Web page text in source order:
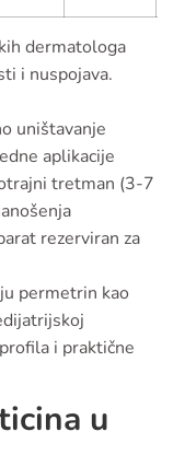
dermatologa
i nuspojava.
uništavanje
aplikacije
tretman (3-7
rezerviran za
permetrin kao
i praktične
u